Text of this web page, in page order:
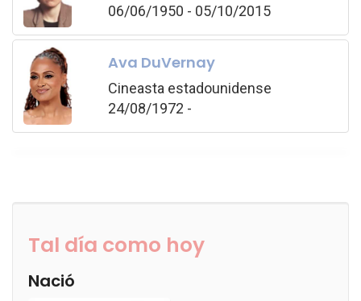
06/06/1950 - 05/10/2015
Ava DuVernay
Cineasta estadounidense
24/08/1972 -
Tal día como hoy
Nació